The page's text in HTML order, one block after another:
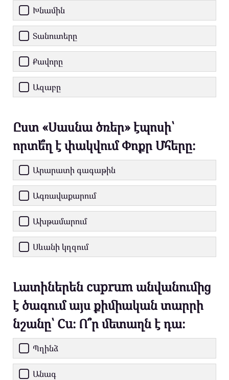
Խնամին
Տանուտերը
Քավորը
Ազաբը
Ըստ «Սասնա ծռեր» էպոսի՝
որտե՞ղ է փակվում Փոքր Մհերը։
Արարատի գագաթին
Ագռավաքարում
Ախթամարում
Սևանի կղզում
Լատիներեն cuprum անվանումից
է ծագում այս քիմիական տարրի
նշանը՝ Cu։ Ո՞ր մետաղն է դա։
Պղինձ
Անագ